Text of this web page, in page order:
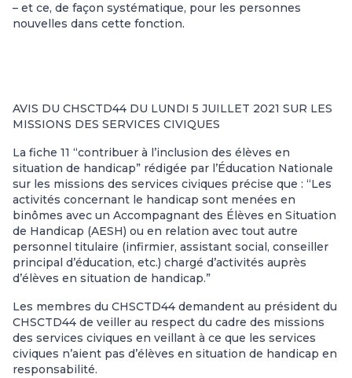
– et ce, de façon systématique, pour les personnes
nouvelles dans cette fonction.
AVIS DU CHSCTD44 DU LUNDI 5 JUILLET 2021 SUR LES
MISSIONS DES SERVICES CIVIQUES
La fiche 11 “contribuer à l’inclusion des élèves en
situation de handicap” rédigée par l’Éducation Nationale
sur les missions des services civiques précise que : “Les
activités concernant le handicap sont menées en
binômes avec un Accompagnant des Élèves en Situation
de Handicap (AESH) ou en relation avec tout autre
personnel titulaire (infirmier, assistant social, conseiller
principal d’éducation, etc.) chargé d’activités auprès
d’élèves en situation de handicap.”
Les membres du CHSCTD44 demandent au président du
CHSCTD44 de veiller au respect du cadre des missions
des services civiques en veillant à ce que les services
civiques n’aient pas d’élèves en situation de handicap en
responsabilité.